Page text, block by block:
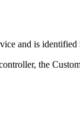
and is
the